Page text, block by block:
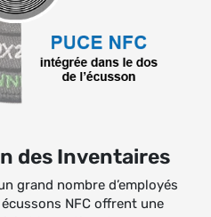
des Inventaires
grand nombre d’employés
NFC offrent une